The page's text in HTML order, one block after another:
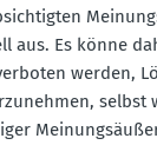
aus. Es könne
werden,
selbst